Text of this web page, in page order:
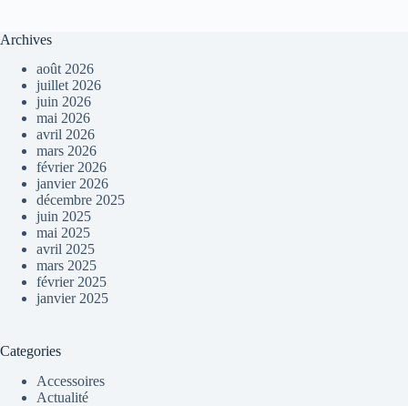
Archives
août 2026
juillet 2026
juin 2026
mai 2026
avril 2026
mars 2026
février 2026
janvier 2026
décembre 2025
juin 2025
mai 2025
avril 2025
mars 2025
février 2025
janvier 2025
Categories
Accessoires
Actualité